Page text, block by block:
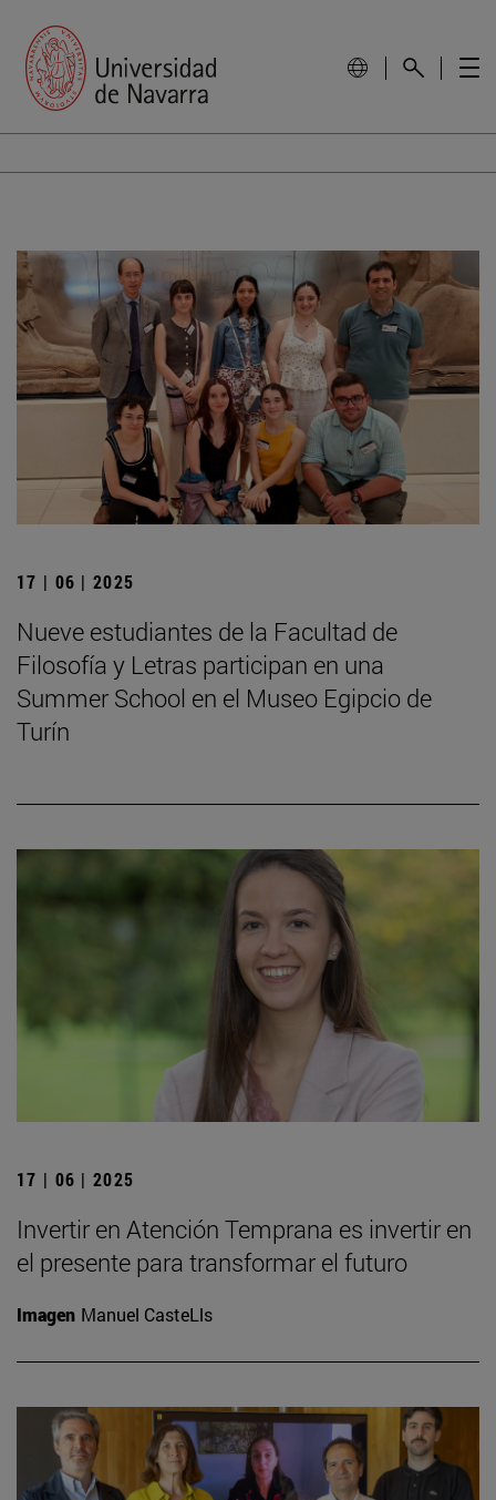
17 | 06 | 2025
Nueve estudiantes de la Facultad de
Filosofía y Letras participan en una
Summer School en el Museo Egipcio de
Turín
17 | 06 | 2025
Invertir en Atención Temprana es invertir en
el presente para transformar el futuro
Imagen Manuel CasteLls